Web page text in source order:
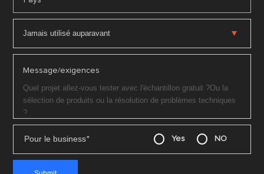
Message/exigences
Pour le business* Yes NO